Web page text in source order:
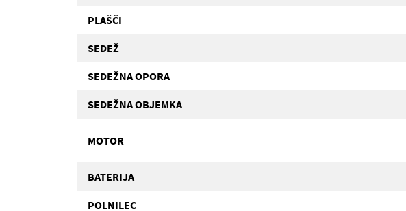
PLAŠČI
SEDEŽ
SEDEŽNA OPORA
SEDEŽNA OBJEMKA
MOTOR
BATERIJA
POLNILEC